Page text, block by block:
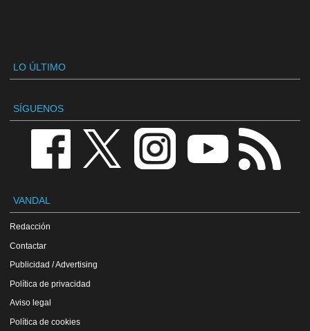
LO ÚLTIMO
SÍGUENOS
VANDAL
Redacción
Contactar
Publicidad / Advertising
Política de privacidad
Aviso legal
Política de cookies